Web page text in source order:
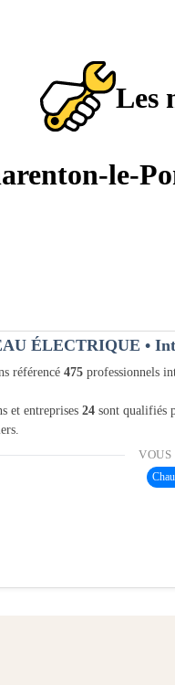
Les
le-
ÉLECTRIQUE •
référencé 475 professionnels
et entreprises 24 sont qualifiés
VOUS